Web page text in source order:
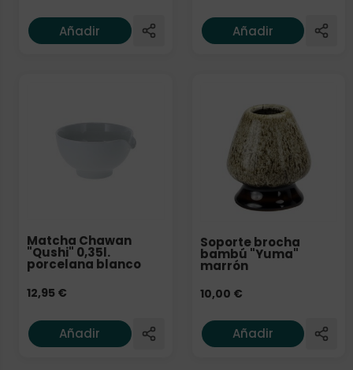
Añadir Añadir
Matcha Chawan
"Qushi" 0,35l.
porcelana blanco
12,95 €
Añadir
Soporte brocha
bambú "Yuma"
marrón
10,00 €
Añadir